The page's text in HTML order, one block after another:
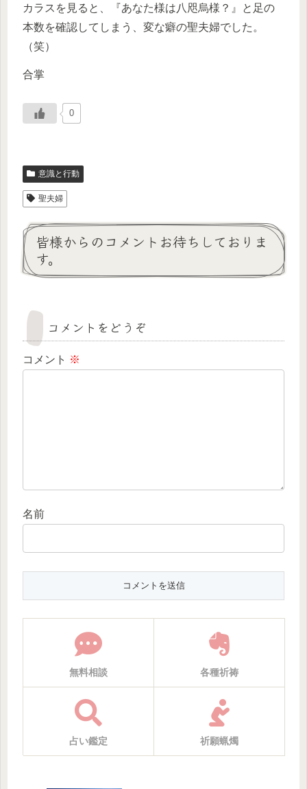
カラスを見ると、『あなた様は八咫烏様？』と足の
本数を確認してしまう、変な癖の聖夫婦でした。
（笑）
合掌
0
意識と行動
聖夫婦
皆様からのコメントお待ちしておりま
す。
コメントをどうぞ
コメント ※
名前
無料相談 各種祈祷
占い鑑定 祈願蝋燭